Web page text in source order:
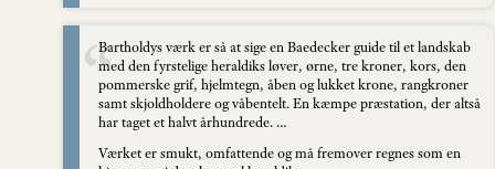
Bartholdys værk er så at sige en Baedecker guide til et landskab
med den fyrstelige heraldiks løver, ørne, tre kroner, kors, den
pommerske grif, hjelmtegn, åben og lukket krone, rangkroner
samt skjoldholdere og våbentelt. En kæmpe præstation, der altså
har taget et halvt århundrede. …
Værket er smukt, omfattende og må fremover regnes som en